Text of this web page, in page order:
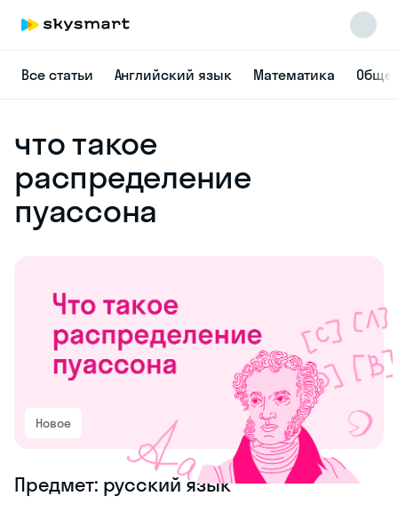
Все статьи Английский язык Математика
что такое
распределение
пуассона
Новое
Предмет: русский язык